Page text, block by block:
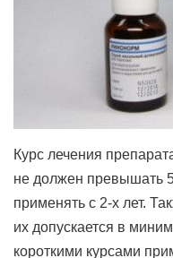
Курс лечения
не должен превышать
применять с 2-х лет.
их допускается в
короткими курсами